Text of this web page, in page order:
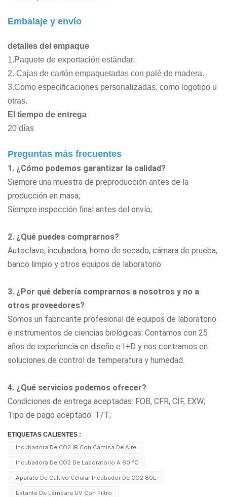
Embalaje y envío
detalles del empaque
1.Paquete de exportación estándar.
2. Cajas de cartón empaquetadas con palé de madera.
3.Como especificaciones personalizadas, como logotipo u
otras.
El tiempo de entrega
20 días
Preguntas más frecuentes
1. ¿Cómo podemos garantizar la calidad?
Siempre una muestra de preproducción antes de la
producción en masa;
Siempre inspección final antes del envío;
2. ¿Qué puedes comprarnos?
Autoclave, incubadora, horno de secado, cámara de prueba,
banco limpio y otros equipos de laboratorio.
3. ¿Por qué debería comprarnos a nosotros y no a
otros proveedores?
Somos un fabricante profesional de equipos de laboratorio
e instrumentos de ciencias biológicas. Contamos con 25
años de experiencia en diseño e I+D y nos centramos en
soluciones de control de temperatura y humedad.
4. ¿Qué servicios podemos ofrecer?
Condiciones de entrega aceptadas: FOB, CFR, CIF, EXW;
Tipo de pago aceptado: T/T;
ETIQUETAS CALIENTES :
Incubadora De CO2 IR Con Camisa De Aire
Incubadora De CO2 De Laboratorio A 60 ℃
Aparato De Cultivo Celular Incubador De CO2 80L
Estante De Lámpara UV Con Filtro